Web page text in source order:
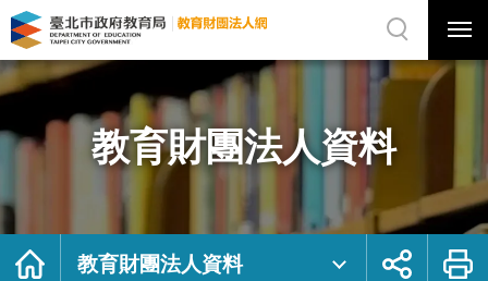
教
育
團
資
料
府
局
網
站
選
選
單
關
網
站
尋
教育財團法人資料
首
教育財團法人資料
展
列